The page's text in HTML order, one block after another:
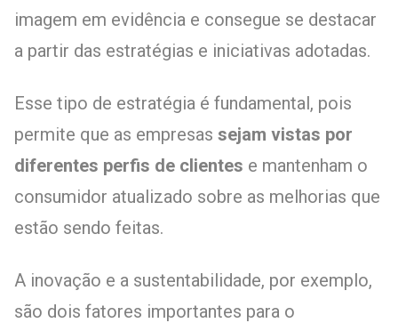
imagem em evidência e consegue se destacar
a partir das estratégias e iniciativas adotadas.
Esse tipo de estratégia é fundamental, pois
permite que as empresas sejam vistas por
diferentes perfis de clientes e mantenham o
consumidor atualizado sobre as melhorias que
estão sendo feitas.
A inovação e a sustentabilidade, por exemplo,
são dois fatores importantes para o